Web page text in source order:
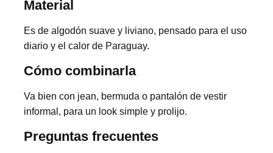
Material
Es de algodón suave y liviano, pensado para el uso
diario y el calor de Paraguay.
Cómo combinarla
Va bien con jean, bermuda o pantalón de vestir
informal, para un look simple y prolijo.
Preguntas frecuentes